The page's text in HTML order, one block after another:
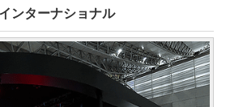
ンターナショナル